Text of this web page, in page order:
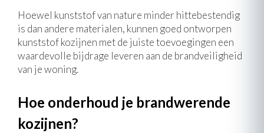
Hoewel kunststof van nature minder hittebestendig
is dan andere materialen, kunnen goed ontworpen
kunststof kozijnen met de juiste toevoegingen een
waardevolle bijdrage leveren aan de brandveiligheid
van je woning.
Hoe onderhoud je brandwerende
kozijnen?